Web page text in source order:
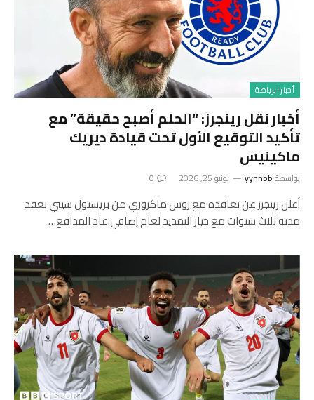
أخبار الرياضة
أخبار نقل رينجرز: “الحلم أصبح حقيقة” مع
تأكيد التوقيع الأول تحت قيادة ديريك
ماكينيس
بواسطةyynnbb يونيو 25, 2026 0
أعلن رينجرز عن تعاقده مع روس ماكروري من بريستول سيتي بعقد
مدته ثلاث سنوات مع خيار التمديد لعام إضافي.عاد المدافع…